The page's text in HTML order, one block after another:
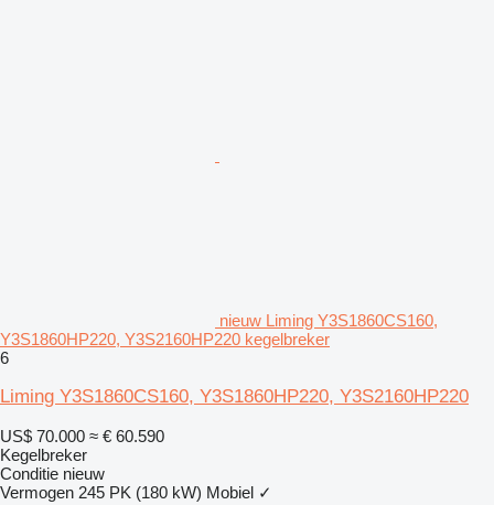
nieuw Liming Y3S1860CS160,
Y3S1860HP220, Y3S2160HP220 kegelbreker
6
Liming Y3S1860CS160, Y3S1860HP220, Y3S2160HP220
US$ 70.000 ≈ € 60.590
Kegelbreker
Conditie nieuw
Vermogen 245 PK (180 kW) Mobiel ✓